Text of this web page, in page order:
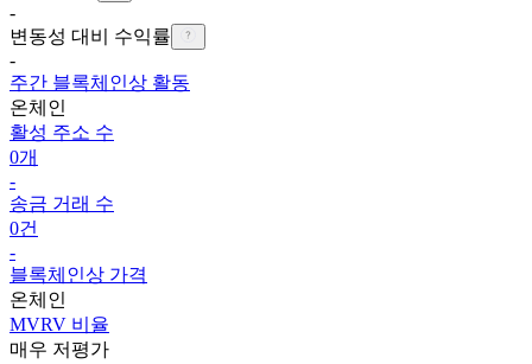
-
변동성 대비 수익률
-
주간 블록체인상 활동
온체인
활성 주소 수
0개
-
송금 거래 수
0건
-
블록체인상 가격
온체인
MVRV 비율
매우 저평가